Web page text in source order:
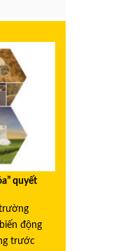
quyết
động
trước